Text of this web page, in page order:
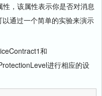
，该属性表示你是否对消息
通过一个简单的实验来演示
和
进行相应的设